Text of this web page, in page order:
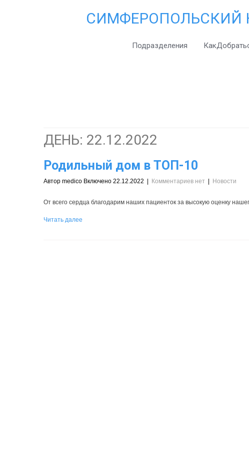
Подразделения
ДЕНЬ: 22.12.2022
Родильный дом в ТОП-10
Автор medico Включено 22.12.2022 Комментариев нет Новости
От всего сердца благодарим наших пациенток за высокую оценку
Читать далее